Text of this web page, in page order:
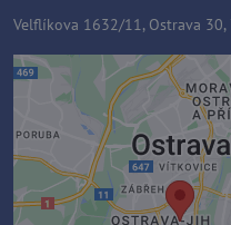
Velflíkova 1632/11, Ostrava 30,
Externý obsah je
Voľbami
Prajete si načítať